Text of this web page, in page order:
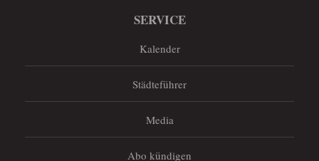
SERVICE
Kalender
Städteführer
Media
Abo kündigen